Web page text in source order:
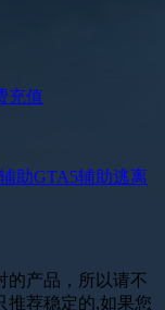
充值
助GTA5辅助逃离
的产品，所以请不
推荐稳定的,如果您